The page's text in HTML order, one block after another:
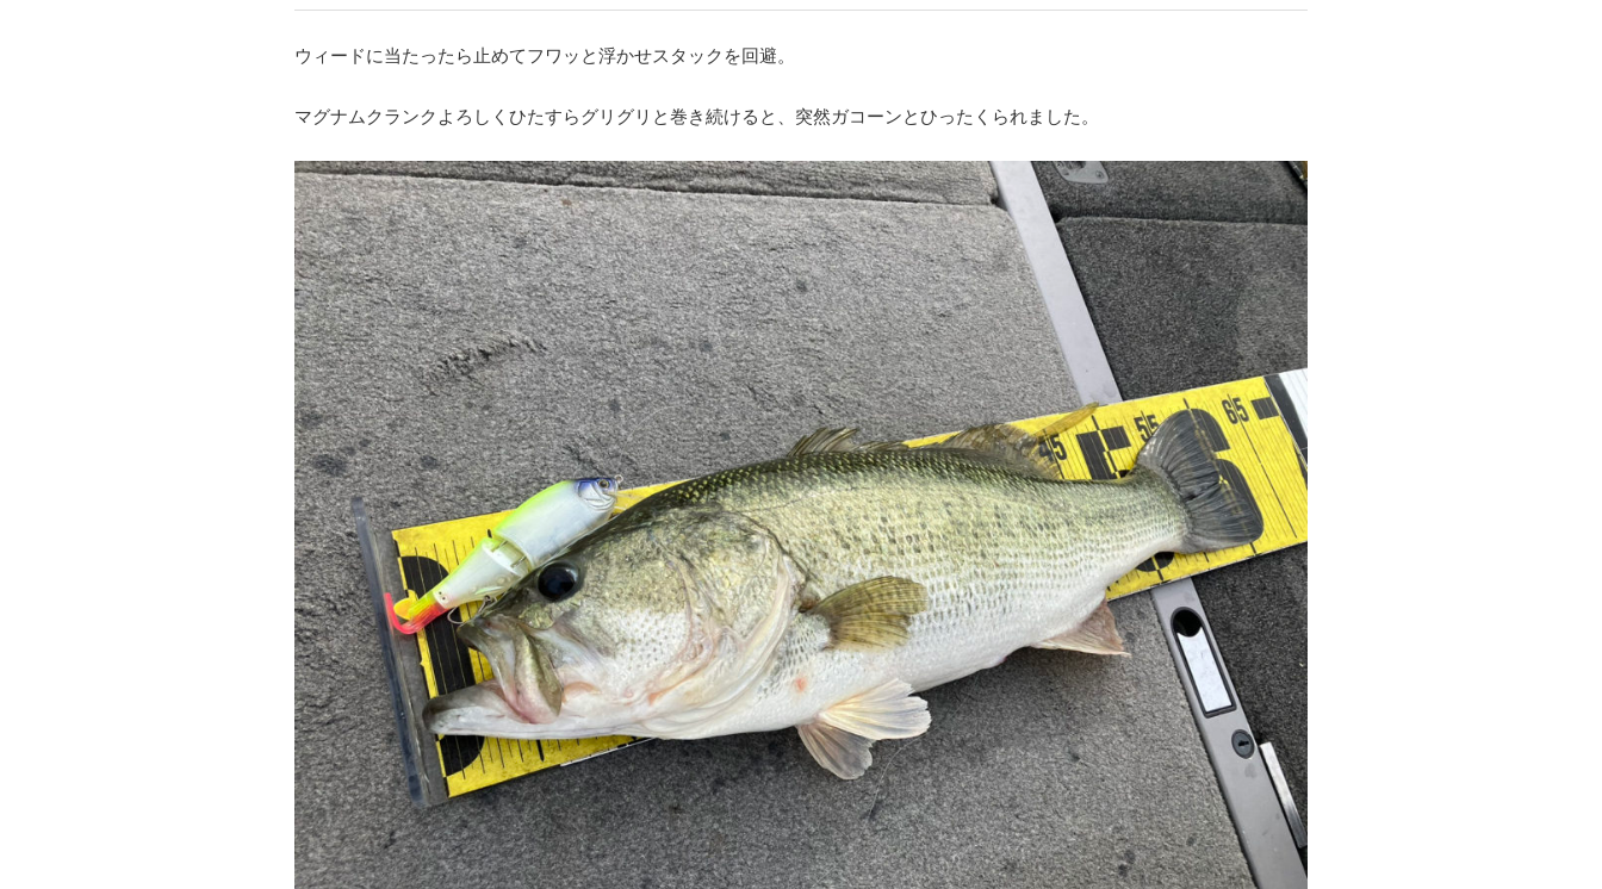
ウィードに当たったら止めてフワッと浮かせスタックを回避。
マグナムクランクよろしくひたすらグリグリと巻き続けると、突然ガコーンとひったくられました。